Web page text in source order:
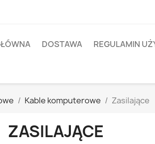
DOSTAWA REGULAMIN
Kable komputerowe Zasilające
ZASILAJĄCE